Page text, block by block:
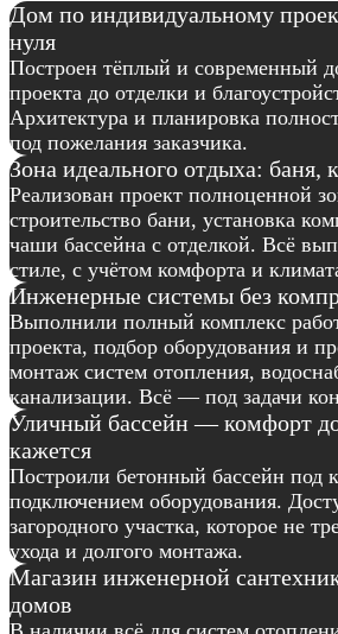
Дом по индивидуальному
нуля
Построен тёплый и современный
проекта до отделки и
Архитектура и планировка
под пожелания заказчика.
Зона идеального отдыха: баня,
Реализован проект полноценной
строительство бани, установка
чаши бассейна с отделкой. Всё
стиле, с учётом комфорта и
Инженерные системы без
Выполнили полный комплекс
проекта, подбор оборудования и
монтаж систем отопления,
канализации. Всё — под задачи
Уличный бассейн — комфорт
кажется
Построили бетонный бассейн под
подключением оборудования.
загородного участка, которое не
ухода и долгого монтажа.
Магазин инженерной
домов